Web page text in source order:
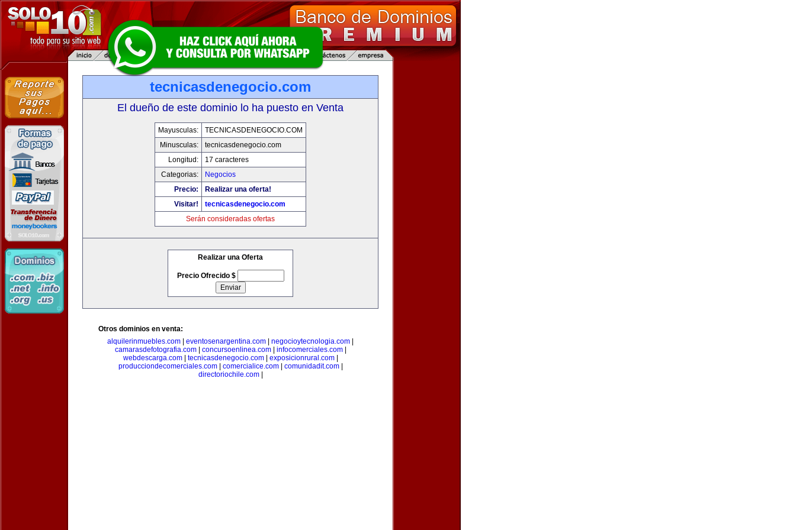
tecnicasdenegocio.com
El dueño de este dominio lo ha puesto en Venta
Mayusculas:
TECNICASDENEGOCIO.COM
Minusculas:
tecnicasdenegocio.com
Longitud:
17 caracteres
Categorias:
Negocios
Precio:
Realizar una oferta!
Visitar!
tecnicasdenegocio.com
Serán consideradas ofertas
Realizar una Oferta
Precio Ofrecido $
Otros dominios en venta:
alquilerinmuebles.com
eventosenargentina.com negocioytecnologia.com
camarasdefotografia.com| concursoenlinea.com| infocomerciales.com|
webdescarga.com| tecnicasdenegocio.com| exposicionrural.com|
producciondecomerciales.com| comercialice.com| comunidadit.com|
directoriochile.com|